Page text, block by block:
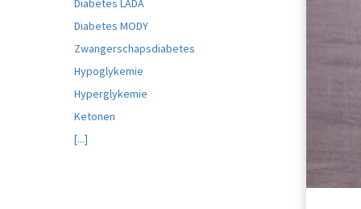
Diabetes LADA
Diabetes MODY
Zwangerschapsdiabetes
Hypoglykemie
Hyperglykemie
Ketonen
[...]